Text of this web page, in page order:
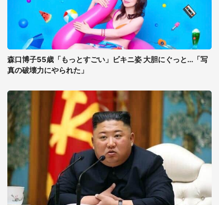
森口博子55歳「もっとすごい」ビキニ姿 大胆にぐっと...「写
真の破壊力にやられた」